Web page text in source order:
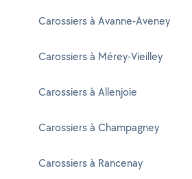
Carossiers à Avanne-Aveney
Carossiers à Mérey-Vieilley
Carossiers à Allenjoie
Carossiers à Champagney
Carossiers à Rancenay